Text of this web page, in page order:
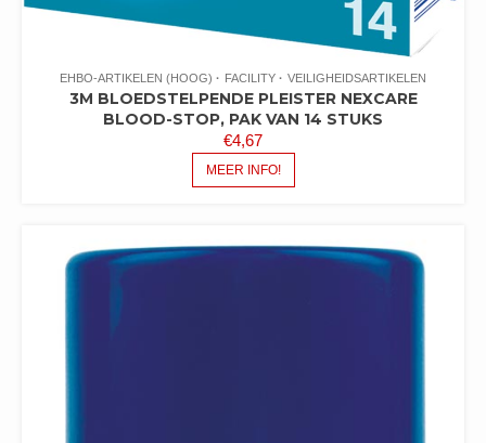
EHBO-ARTIKELEN (HOOG) FACILITY VEILIGHEIDSARTIKELEN
3M BLOEDSTELPENDE PLEISTER NEXCARE
BLOOD-STOP, PAK VAN 14 STUKS
€4,67
MEER INFO!